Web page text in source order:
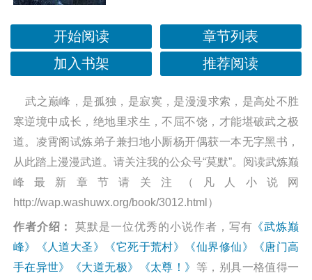
开始阅读
章节列表
加入书架
推荐阅读
武之巅峰，是孤独，是寂寞，是漫漫求索，是高处不胜
寒逆境中成长，绝地里求生，不屈不饶，才能堪破武之极
道。凌霄阁试炼弟子兼扫地小厮杨开偶获一本无字黑书，
从此踏上漫漫武道。请关注我的公众号“莫默”。阅读武炼巅
峰最新章节请关注（凡人小说网
http://wap.washuwx.org/book/3012.html）
作者介绍：
莫默是一位优秀的小说作者，写有 《武炼巅
峰》
《人道大圣》 《它死于荒村》 《仙界修仙》
《唐门高
手在异世》
《大道无极》 《太尊！》 等，别具一格值得一